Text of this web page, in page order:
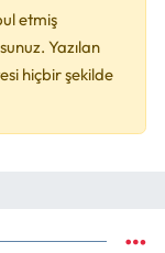
etmiş
Yazılan
hiçbir şekilde